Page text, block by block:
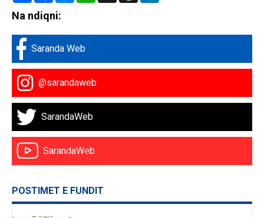
Na ndiqni:
Saranda Web
@sarandaweb
SarandaWeb
SarandaWeb
POSTIMET E FUNDIT